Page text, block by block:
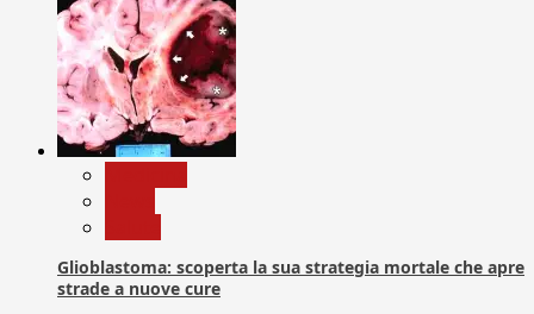
Glioblastoma: scoperta la sua strategia mortale che apre
strade a nuove cure